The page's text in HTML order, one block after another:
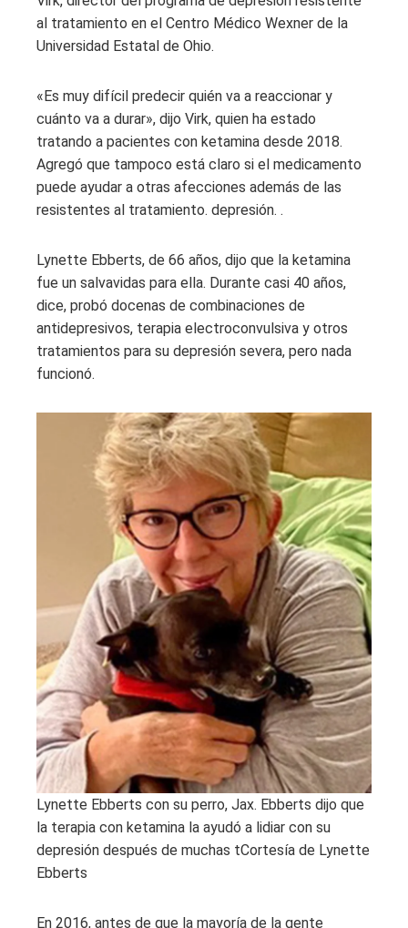
al tratamiento en el Centro Médico Wexner de la
Universidad Estatal de Ohio.
«Es muy difícil predecir quién va a reaccionar y
cuánto va a durar», dijo Virk, quien ha estado
tratando a pacientes con ketamina desde 2018.
Agregó que tampoco está claro si el medicamento
puede ayudar a otras afecciones además de las
resistentes al tratamiento. depresión. .
Lynette Ebberts, de 66 años, dijo que la ketamina
fue un salvavidas para ella. Durante casi 40 años,
dice, probó docenas de combinaciones de
antidepresivos, terapia electroconvulsiva y otros
tratamientos para su depresión severa, pero nada
funcionó.
Lynette Ebberts con su perro, Jax. Ebberts dijo que
la terapia con ketamina la ayudó a lidiar con su
depresión después de muchas tCortesía de Lynette
Ebberts
En 2016, antes de que la mayoría de la gente